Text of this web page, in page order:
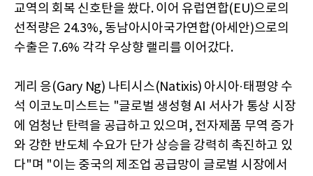
교역의 회복 신호탄을 쐈다. 이어 유럽연합(EU)으로의
선적량은 24.3%, 동남아시아국가연합(아세안)으로의
수출은 7.6% 각각 우상향 랠리를 이어갔다.
게리 응(Gary Ng) 나티시스(Natixis) 아시아·태평양 수
석 이코노미스트는 "글로벌 생성형 AI 서사가 통상 시장
에 엄청난 탄력을 공급하고 있으며, 전자제품 무역 증가
와 강한 반도체 수요가 단가 상승을 강력히 촉진하고 있
다"며 "이는 중국의 제조업 공급망이 글로벌 시장에서